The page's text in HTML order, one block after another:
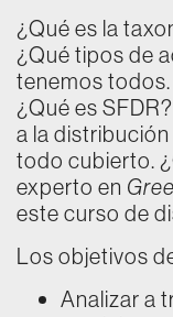
¿Qué es la
¿Qué tipos de
tenemos todos.
¿Qué es
a la
todo cubierto.
experto en
este curso de
Los objetivos
Analizar a